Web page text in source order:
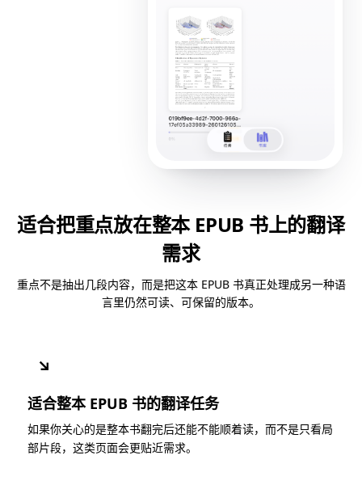
适合把重点放在整本 EPUB 书上的翻译
需求
重点不是抽出几段内容，而是把这本 EPUB 书真正处理成另一种语
言里仍然可读、可保留的版本。
↘
适合整本 EPUB 书的翻译任务
如果你关心的是整本书翻完后还能不能顺着读，而不是只看局
部片段，这类页面会更贴近需求。